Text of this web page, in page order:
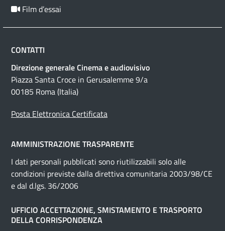
Film d’essai
CONTATTI
Direzione generale Cinema e audiovisivo
Piazza Santa Croce in Gerusalemme 9/a
00185 Roma (Italia)
Posta Elettronica Certificata
AMMINISTRAZIONE TRASPARENTE
I dati personali pubblicati sono riutilizzabili solo alle
condizioni previste dalla direttiva comunitaria 2003/98/CE
e dal d.lgs. 36/2006
UFFICIO ACCETTAZIONE, SMISTAMENTO E TRASPORTO
DELLA CORRISPONDENZA